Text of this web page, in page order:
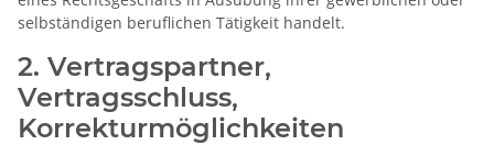
selbständigen beruflichen Tätigkeit handelt.
2. Vertragspartner,
Vertragsschluss,
Korrekturmöglichkeiten